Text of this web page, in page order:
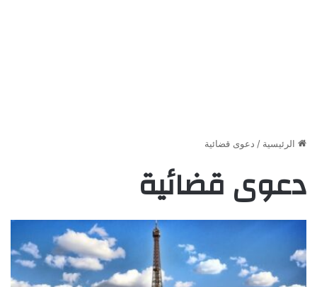
الرئيسية / دعوى قضائية
دعوى قضائية